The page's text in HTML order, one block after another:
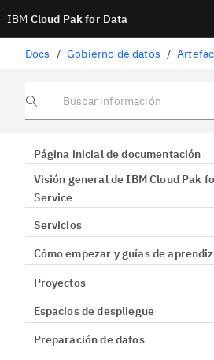
IBM Cloud Pak for Data
Docs / Gobierno de datos /
Buscar información
Página inicial de documentación
Visión general de IBM Cloud Pak
Service
Servicios
Cómo empezar y guías de
Proyectos
Espacios de despliegue
Preparación de datos